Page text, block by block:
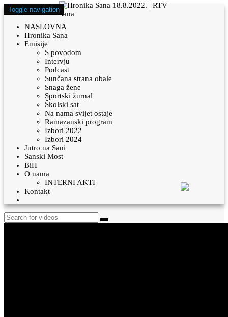
Toggle navigation
NASLOVNA
Hronika Sana
Emisije
S povodom
Intervju
Podcast
Sunčana strana obale
Snaga žene
Sportski žurnal
Školski sat
Na nama svijet ostaje
Ramazanski program
Izbori 2022
Izbori 2024
Jutro na Sani
Sanski Most
BiH
O nama
INTERNI AKTI
Kontakt